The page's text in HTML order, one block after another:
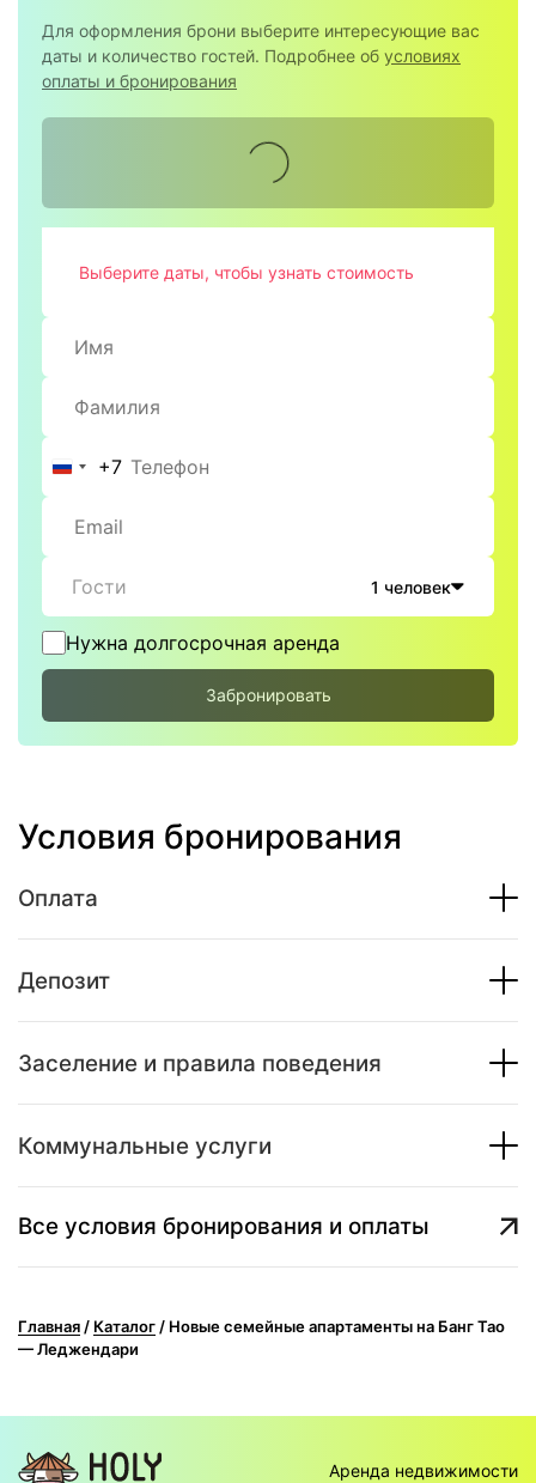
Для оформления брони выберите интересующие вас
даты и количество гостей. Подробнее об условиях
оплаты и бронирования
Россия
+7
Гости 1 человек
Нужна долгосрочная аренда
Забронировать
Выберите даты, чтобы узнать стоимость
Условия бронирования
Оплата
Депозит
Заселение и правила поведения
Коммунальные услуги
Все условия бронирования и оплаты
Главная / Каталог / Новые семейные апартаменты на Банг Тао
— Леджендари
Аренда недвижимости